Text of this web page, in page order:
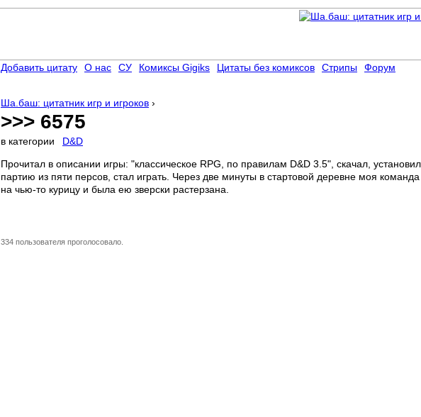
Ша.баш: цитатник игр и игроков ›
>>> 6575
в категории
D&D
Прочитал в описании игры: "классическое RPG, по правилам D&D 3.5", скачал,
партию из пяти персов, стал играть. Через две минуты в стартовой деревне моя
на чью-то курицу и была ею зверски растерзана.
334 пользователя проголосовало.
Добавить цитату О нас СУ Комиксы Gigiks Цитаты без комиксов Стрипы Форум